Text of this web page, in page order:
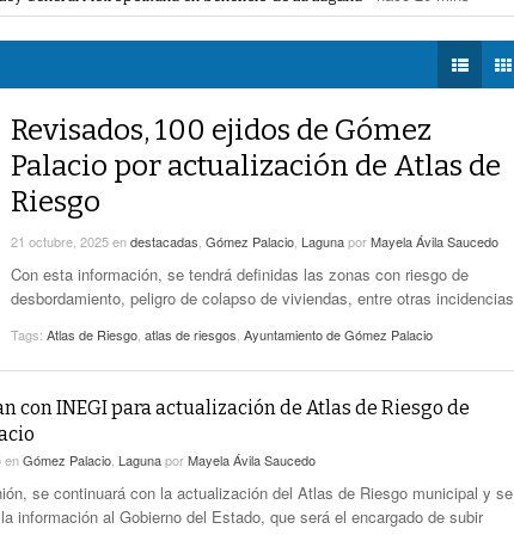
Diagnostica Párroco De San Agustín- hace 35
mins -
Simas Torreón Emprende Operativo Con Pipas
Para Colonias Del Oriente
Alertan Por Plaga De Garrapatas En Villa Zaragoza De
Torreón - hace 3 horas -
TWEETS AND
ESTÉREO GALLITO
- hace 28 mins -
fe: diagnostica párroco de San Agustín- hace 35 mins -
humanos
Revisados, 100 ejidos de Gómez
Palacio por actualización de Atlas de
Riesgo
21 octubre, 2025endestacadas Gómez Palacio LagunaporMayela Ávila Saucedo
Con esta información, se tendrá definidas las zonas con riesgo de
desbordamiento, peligro de colapso de viviendas, entre otras incidencias
Tags: Atlas de Riesgo atlas de riesgos Ayuntamiento de Gómez Palacio
con INEGI para actualización de Atlas de Riesgo de
enGómez Palacio LagunaporMayela Ávila Saucedo
se continuará con la actualización del Atlas de Riesgo municipal y se
información al Gobierno del Estado, que será el encargado de subir